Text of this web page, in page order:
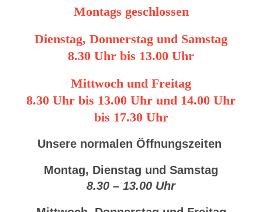
Montags geschlossen
Dienstag, Donnerstag und Samstag
8.30 Uhr bis 13.00 Uhr
Mittwoch und Freitag
8.30 Uhr bis 13.00 Uhr und 14.00 Uhr
bis 17.30 Uhr
Unsere normalen Öffnungszeiten
Montag, Dienstag und Samstag
8.30 – 13.00 Uhr